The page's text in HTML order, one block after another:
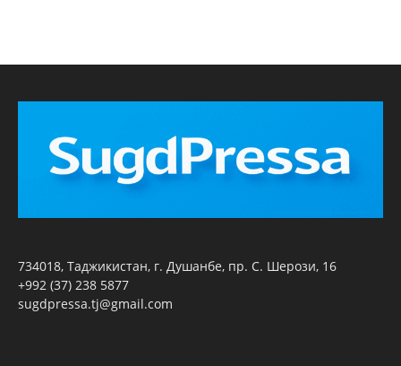
734018, Таджикистан, г. Душанбе, пр. С. Шерози, 16
+992 (37) 238 5877
sugdpressa.tj@gmail.com